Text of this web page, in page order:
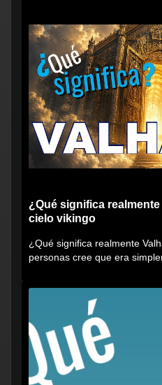
¿Qué significa realmente
cielo vikingo
¿Qué significa realmente
personas cree que era